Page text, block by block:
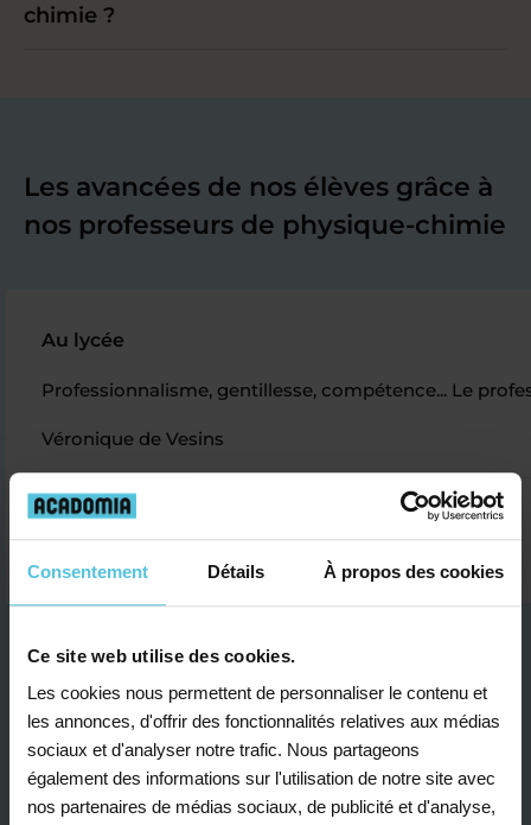
Consentement Détails À propos des cookies
Ce site web utilise des cookies.
Les cookies nous permettent de personnaliser le contenu et
les annonces, d'offrir des fonctionnalités relatives aux médias
sociaux et d'analyser notre trafic. Nous partageons
également des informations sur l'utilisation de notre site avec
nos partenaires de médias sociaux, de publicité et d'analyse,
chimie ?
Les avancées de nos élèves grâce à
nos professeurs de physique-chimie
Au lycée
Professionnalisme, gentillesse, compétence... Le
Véronique de Vesins
Je contacte un conseiller